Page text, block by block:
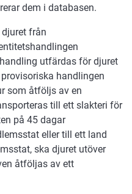
dem i databasen.
från
utfärdas för djuret
handlingen
som åtföljs av en
till ett slakteri för
på 45 dagar
eller till ett land
ska djuret utöver
åtföljas av ett